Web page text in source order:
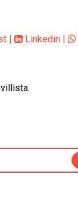
| Linkedin |